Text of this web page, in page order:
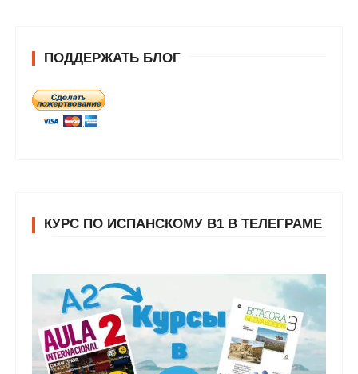
ПОДДЕРЖАТЬ БЛОГ
КУРС ПО ИСПАНСКОМУ В1 В ТЕЛЕГРАМЕ